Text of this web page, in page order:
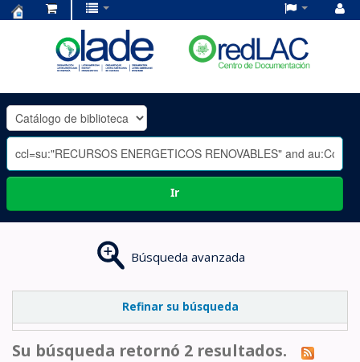
OLADE
-
Ir
Búsqueda avanzada
Refinar su búsqueda
Su búsqueda retornó 2 resultados.